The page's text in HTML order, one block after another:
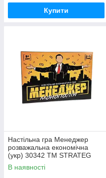
Купити
Настільна гра Менеджер
розважальна економічна
(укр) 30342 ТМ STRATEG
В наявності